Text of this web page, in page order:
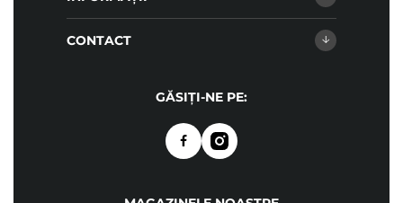
CONTACT
GĂSIȚI-NE PE: